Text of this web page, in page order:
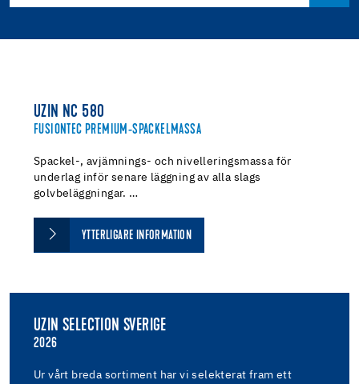
UZIN NC 580
FUSIONTEC PREMIUM-SPACKELMASSA
Spackel-, avjämnings- och nivelleringsmassa för
underlag inför senare läggning av alla slags
golvbeläggningar. …
YTTERLIGARE INFORMATION
UZIN SELECTION SVERIGE
2026
Ur vårt breda sortiment har vi selekterat fram ett